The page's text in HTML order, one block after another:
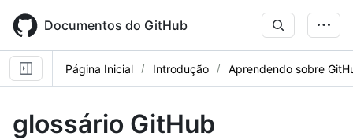
main
content
Documentos do GitHub
Página Inicial Introdução Aprendendo sobre
glossário GitHub